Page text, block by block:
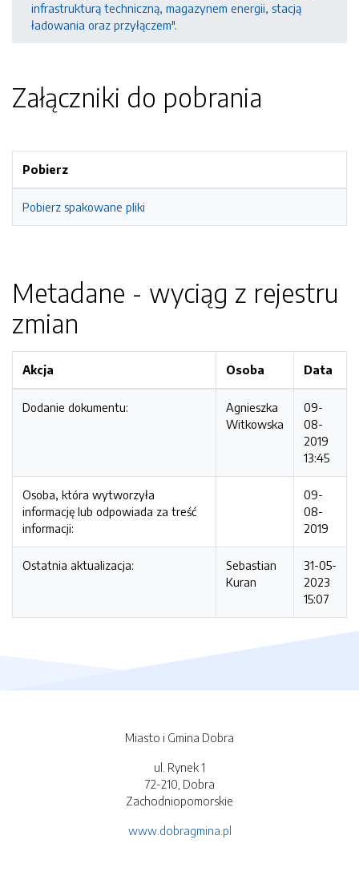
infrastrukturą techniczną, magazynem energii, stacją
ładowania oraz przyłączem".
Załączniki do pobrania
Pobierz
Pobierz spakowane pliki
Metadane - wyciąg z rejestru
zmian
Akcja Osoba Data
Dodanie dokumentu:
Agnieszka
Witkowska
09-
08-
2019
13:45
Osoba, która wytworzyła
informację lub odpowiada za treść
informacji:
09-
08-
2019
Ostatnia aktualizacja:
Sebastian
Kuran
31-05-
2023
15:07
Miasto i Gmina Dobra
ul. Rynek 1
72-210, Dobra
Zachodniopomorskie
www.dobragmina.pl